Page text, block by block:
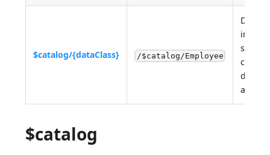
$catalog/{dataClass} /$catalog/Employee
sobre
clase
datos
$catalog